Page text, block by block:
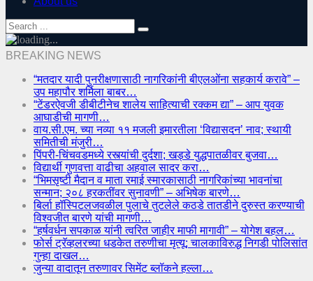
BREAKING NEWS
“मतदार यादी पुनरीक्षणासाठी नागरिकांनी बीएलओंना सहकार्य करावे” –
उप महापौर शर्मिला बाबर…
“टेंडरऐवजी डीबीटीनेच शालेय साहित्याची रक्कम द्या” – आप युवक
आघाडीची मागणी…
वाय.सी.एम. च्या नव्या ११ मजली इमारतीला ‘विद्यासदन’ नाव; स्थायी
समितीची मंजुरी…
पिंपरी-चिंचवडमध्ये रस्त्यांची दुर्दशा; खड्डे युद्धपातळीवर बुजवा…
विद्यार्थी गुणवत्ता वाढीचा अहवाल सादर करा…
“भिमसृष्टी मैदान व माता रमाई स्मारकासाठी नागरिकांच्या भावनांचा
सन्मान; २०८ हरकतींवर सुनावणी” – अभिषेक बारणे…
बिर्ला हॉस्पिटलजवळील पुलाचे तुटलेले कठडे तातडीने दुरुस्त करण्याची
विश्वजीत बारणे यांची मागणी…
“हर्षवर्धन सपकाळ यांनी त्वरित जाहीर माफी मागावी” – योगेश बहल…
फोर्स ट्रॅव्हलरच्या धडकेत तरुणीचा मृत्यू; चालकाविरुद्ध निगडी पोलिसांत
गुन्हा दाखल…
जुन्या वादातून तरुणावर सिमेंट ब्लॉकने हल्ला…